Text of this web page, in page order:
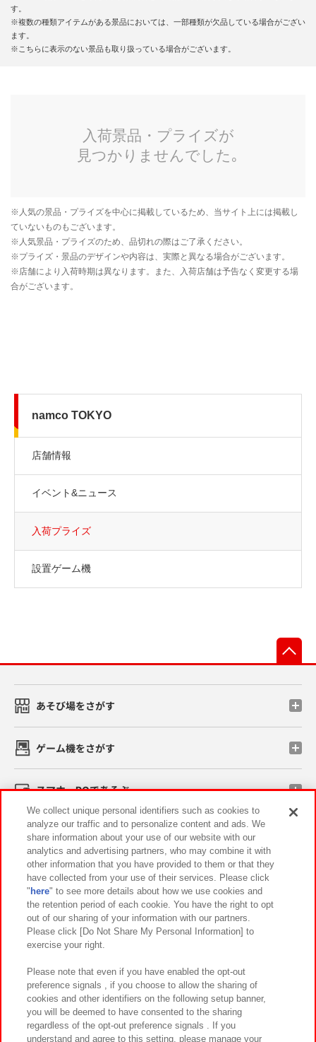
す。
※複数の種類アイテムがある景品においては、一部種類が欠品している場合がござい
ます。
※こちらに表示のない景品も取り扱っている場合がございます。
namco TOKYO
店舗情報
イベント&ニュース
入荷プライズ
設置ゲーム機
あそび場をさがす
ゲーム機をさがす
スマホ・PCであそぶ
イベント・キャンペーン
関連会社 サステナビリティ サイトポリシー
プライバシーポリシー ウェブアクセシビリティ方針と検証結果
お取引先さまとともに
カスタマーハラスメント対応方針 よくあるご質問・お問い合わせ
We collect unique personal identifiers such as cookies to
analyze our traffic and to personalize content and ads. We
share information about your use of our website with our
analytics and advertising partners, who may combine it with
other information that you have provided to them or that they
have collected from your use of their services. Please click
" here" to see more details about how we use cookies and
the retention period of each cookie. You have the right to opt
out of our sharing of your information with our partners.
Please click [Do Not Share My Personal Information] to
exercise your right.
Please note that even if you have enabled the opt-out
preference signals , if you choose to allow the sharing of
cookies and other identifiers on the following setup banner,
you will be deemed to have consented to the sharing
regardless of the opt-out preference signals . If you
understand and agree to this setting, please manage your